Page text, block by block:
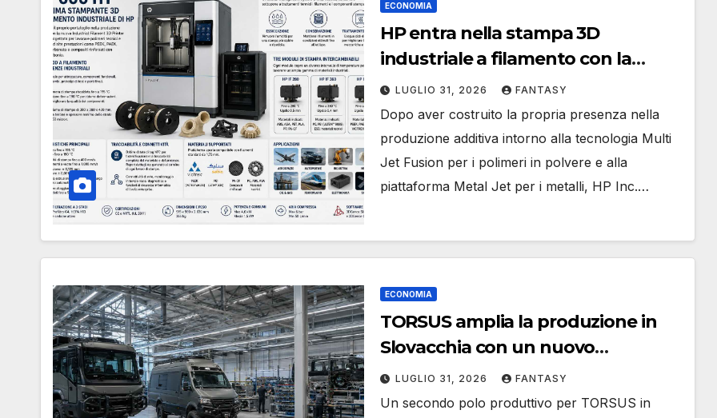
ECONOMIA
HP entra nella stampa 3D
industriale a filamento con la
nuova 600 HT
LUGLIO 31, 2026 FANTASY
Dopo aver costruito la propria presenza nella
produzione additiva intorno alla tecnologia Multi
Jet Fusion per i polimeri in polvere e alla
piattaforma Metal Jet per i metalli, HP Inc.…
ECONOMIA
TORSUS amplia la produzione in
Slovacchia con un nuovo
stabilimento dedicato anche alla
stampa 3D
LUGLIO 31, 2026 FANTASY
Un secondo polo produttivo per TORSUS in